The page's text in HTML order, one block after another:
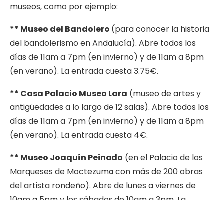
museos, como por ejemplo:
** Museo del Bandolero (para conocer la historia
del bandolerismo en Andalucía). Abre todos los
días de 11am a 7pm (en invierno) y de 11am a 8pm
(en verano). La entrada cuesta 3.75€.
** Casa Palacio Museo Lara (museo de artes y
antigüedades a lo largo de 12 salas). Abre todos los
días de 11am a 7pm (en invierno) y de 11am a 8pm
(en verano). La entrada cuesta 4€.
** Museo Joaquín Peinado (en el Palacio de los
Marqueses de Moctezuma con más de 200 obras
del artista rondeño). Abre de lunes a viernes de